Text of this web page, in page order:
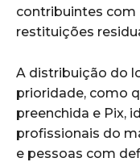
contribuintes com
restituições
A distribuição do
prioridade, como
preenchida e Pix,
profissionais do
e pessoas com